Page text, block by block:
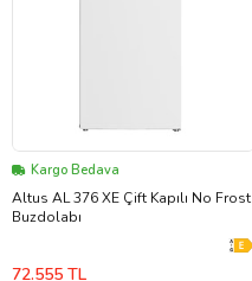
Kargo Bedava
Altus AL 376 XE Çift Kapılı No Frost
Buzdolabı
72.555 TL